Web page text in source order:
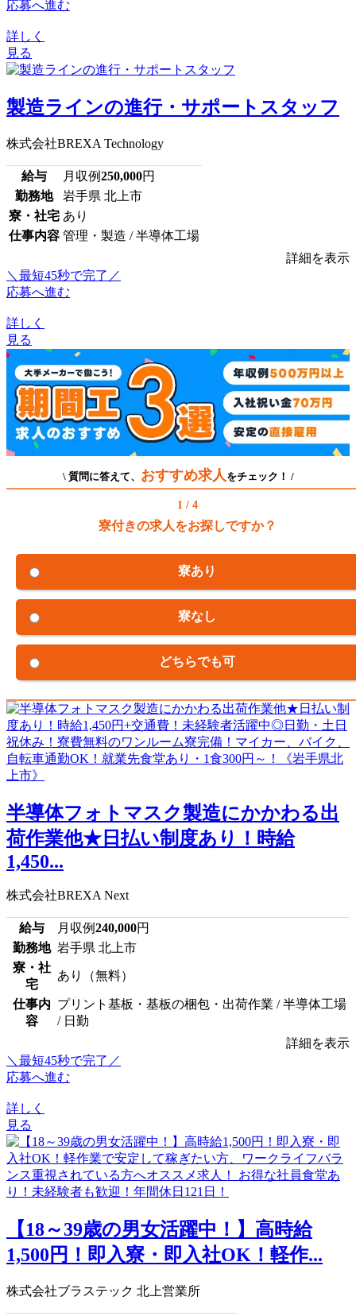
応募へ進む
詳しく
見る
製造ラインの進行・サポートスタッフ
株式会社BREXA Technology
給与 月収例250,000円
勤務地
岩手県 北上市
寮・社宅 あり
仕事内容 管理・製造 / 半導体工場
詳細を表示
＼最短45秒で完了／
応募へ進む
詳しく
見る
\ 質問に答えて、 おすすめ求人 をチェック！ /
1 / 4
寮付きの求人をお探しですか？
寮あり
寮なし
どちらでも可
半導体フォトマスク製造にかかわる出
荷作業他★日払い制度あり！時給
1,450...
株式会社BREXA Next
給与 月収例240,000円
勤務地 岩手県 北上市
寮・社
宅
あり（無料）
仕事内
容
プリント基板・基板の梱包・出荷作業 / 半導体工場
/ 日勤
詳細を表示
＼最短45秒で完了／
応募へ進む
詳しく
見る
【18～39歳の男女活躍中！】高時給
1,500円！即入寮・即入社OK！軽作...
株式会社ブラステック 北上営業所